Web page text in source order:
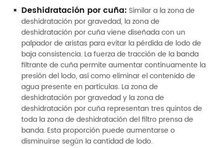
Deshidratación por cuña: Similar a la zona de
deshidratación por gravedad, la zona de
deshidratación por cuña viene diseñada con un
palpador de aristas para evitar la pérdida de lodo de
baja consistencia. La fuerza de tracción de la banda
filtrante de cuña permite aumentar continuamente la
presión del lodo, así como eliminar el contenido de
agua presente en partículas. La zona de
deshidratación por gravedad y la zona de
deshidratación por cuña representan tres quintos de
toda la zona de deshidratación del filtro prensa de
banda. Esta proporción puede aumentarse o
disminuirse según la cantidad de lodo.